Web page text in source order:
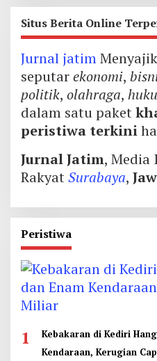
Situs Berita Online
Jurnal jatim
seputarekonomi,
politik, olahraga,
dalam satu paket
peristiwa terkini
Jurnal Jatim, Media
RakyatSurabaya,
Peristiwa
1
Kebakaran di Kediri
Kendaraan, Kerugian